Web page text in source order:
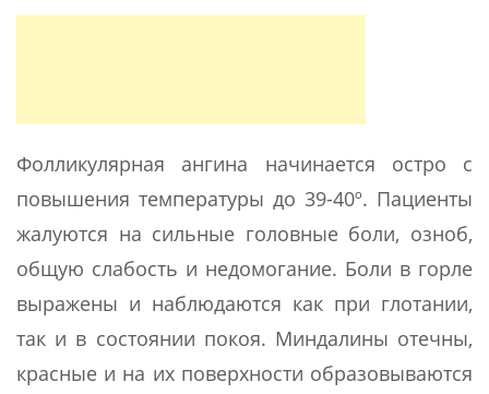
Фолликулярная ангина начинается остро с
повышения температуры до 39-40º. Пациенты
жалуются на сильные головные боли, озноб,
общую слабость и недомогание. Боли в горле
выражены и наблюдаются как при глотании,
так и в состоянии покоя. Миндалины отечны,
красные и на их поверхности образовываются